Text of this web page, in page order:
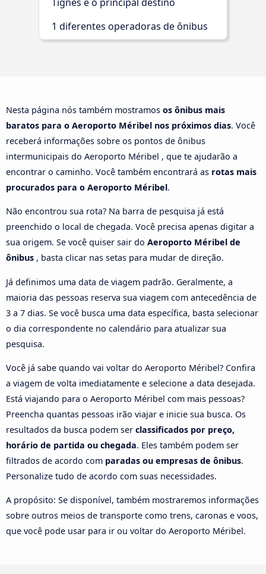
1 diferentes operadoras de ônibus
Nesta página nós também mostramos os ônibus mais
baratos para o Aeroporto Méribel nos próximos dias. Você
receberá informações sobre os pontos de ônibus
intermunicipais do Aeroporto Méribel , que te ajudarão a
encontrar o caminho. Você também encontrará as rotas mais
procurados para o Aeroporto Méribel.
Não encontrou sua rota? Na barra de pesquisa já está
preenchido o local de chegada. Você precisa apenas digitar a
sua origem. Se você quiser sair do Aeroporto Méribel de
ônibus , basta clicar nas setas para mudar de direção.
Já definimos uma data de viagem padrão. Geralmente, a
maioria das pessoas reserva sua viagem com antecedência de
3 a 7 dias. Se você busca uma data específica, basta selecionar
o dia correspondente no calendário para atualizar sua
pesquisa.
Você já sabe quando vai voltar do Aeroporto Méribel? Confira
a viagem de volta imediatamente e selecione a data desejada.
Está viajando para o Aeroporto Méribel com mais pessoas?
Preencha quantas pessoas irão viajar e inicie sua busca. Os
resultados da busca podem ser classificados por preço,
horário de partida ou chegada. Eles também podem ser
filtrados de acordo com paradas ou empresas de ônibus.
Personalize tudo de acordo com suas necessidades.
A propósito: Se disponível, também mostraremos informações
sobre outros meios de transporte como trens, caronas e voos,
que você pode usar para ir ou voltar do Aeroporto Méribel.